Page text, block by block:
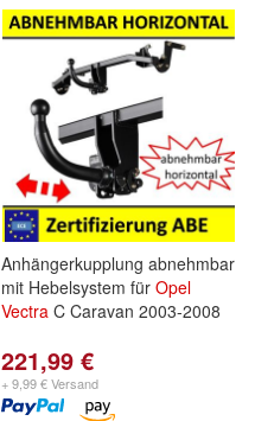
Anhängerkupplung abnehmbar
mit Hebelsystem für Opel
Vectra C Caravan 2003-2008
221,99 €
+ 9,99 € Versand